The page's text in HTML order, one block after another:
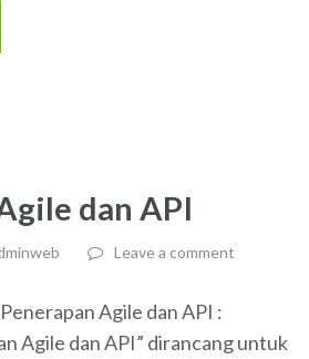
dan API
Leave a comment
Agile dan API :
Agile dan API” dirancang untuk